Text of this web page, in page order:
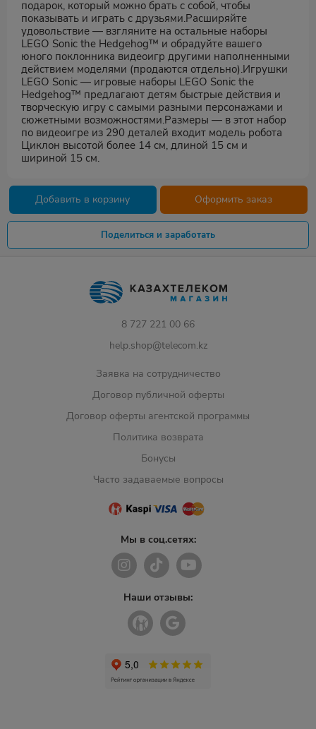
подарок, который можно брать с собой, чтобы
показывать и играть с друзьями.Расширяйте
удовольствие — взгляните на остальные наборы
LEGO Sonic the Hedgehog™ и обрадуйте вашего
юного поклонника видеоигр другими наполненными
действием моделями (продаются отдельно).Игрушки
LEGO Sonic — игровые наборы LEGO Sonic the
Hedgehog™ предлагают детям быстрые действия и
творческую игру с самыми разными персонажами и
сюжетными возможностями.Размеры — в этот набор
по видеоигре из 290 деталей входит модель робота
Циклон высотой более 14 см, длиной 15 см и
шириной 15 см.
Добавить в корзину Оформить заказ
Поделиться и заработать
8 727 221 00 66
help.shop@telecom.kz
Заявка на сотрудничество
Договор публичной оферты
Договор оферты агентской программы
Политика возврата
Бонусы
Часто задаваемые вопросы
Мы в соц.сетях:
Наши отзывы: